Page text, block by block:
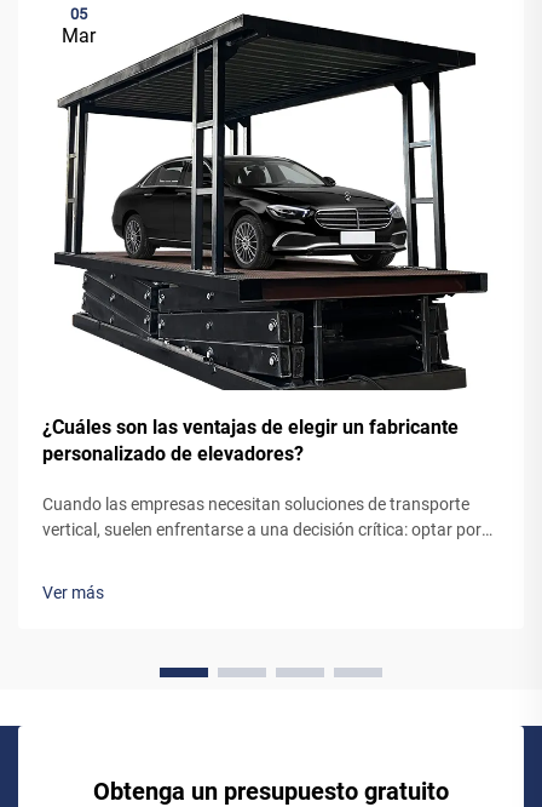
05
Mar
¿Cuáles son las ventajas de elegir un fabricante
personalizado de elevadores?
Cuando las empresas necesitan soluciones de transporte
vertical, suelen enfrentarse a una decisión crítica: optar por
Ver más
Obtenga un presupuesto gratuito